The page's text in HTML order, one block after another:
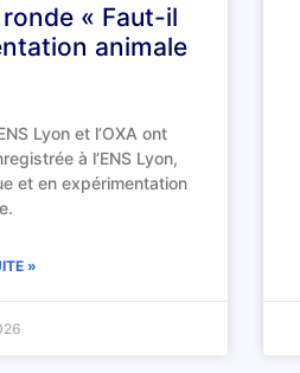
« Faut-il
animale
Lyon et l’OXA ont
à l’ENS Lyon,
et en expérimentation
»